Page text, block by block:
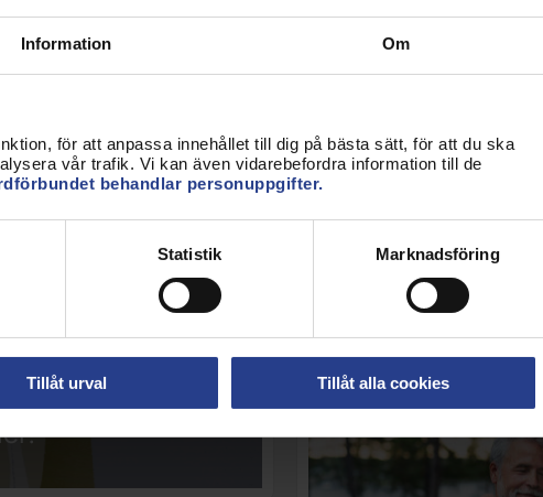
Information Om
för att anpassa innehållet till dig på bästa sätt, för att du ska
vår trafik. Vi kan även vidarebefordra information till de
behandlar personuppgifter.
Statistik Marknadsföring
Tillåt urval Tillåt alla cookies
marknadsföring-
facebookflödet.
Ta din lön till
Aktivitetsportalen